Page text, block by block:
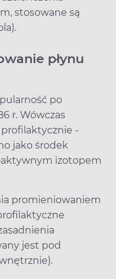
stosowane są
płynu
po
r. Wówczas
profilaktycznie -
jako środek
izotopem
promieniowaniem
jest pod